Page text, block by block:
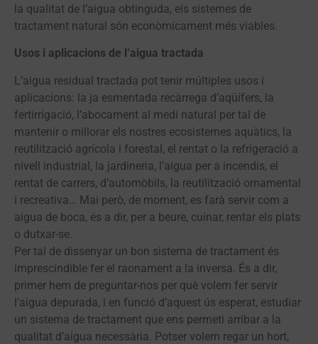
la qualitat de l’aigua obtinguda, els sistemes de
tractament natural són econòmicament més viables.
Usos i aplicacions de l’aigua tractada
L’aigua residual tractada pot tenir múltiples usos i
aplicacions: la ja esmentada recàrrega d’aqüífers, la
fertirrigació, l’abocament al medi natural per tal de
mantenir o millorar els nostres ecosistemes aquàtics, la
reutilització agrícola i forestal, el rentat o la refrigeració a
nivell industrial, la jardineria, l’aigua per a incendis, el
rentat de carrers, d’automòbils, la reutilització ornamental
i recreativa… Mai però, de moment, es farà servir com a
aigua de boca, és a dir, per a beure, cuinar, rentar els plats
o dutxar-se.
Per tal de dissenyar un bon sistema de tractament és
imprescindible fer el raonament a la inversa. És a dir,
primer hem de preguntar-nos per què volem fer servir
l’aigua depurada, i en funció d’aquest ús esperat, estudiar
un sistema de tractament que ens permeti arribar a la
qualitat d’aigua necessària. Potser volem regar un hort,